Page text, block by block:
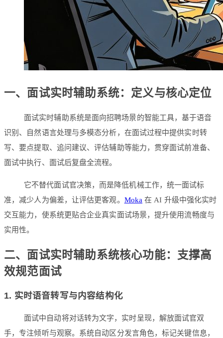
一、面试实时辅助系统：定义与核心定位
面试实时辅助系统是面向招聘场景的智能工具，基于语音
识别、自然语言处理与多模态分析，在面试过程中提供实时转
写、要点提取、追问建议、评估辅助等能力，贯穿面试前准备、
面试中执行、面试后复盘全流程。
它不替代面试官决策，而是降低机械工作，统一面试标
准，减少人为偏差，让评估更客观。 Moka 在 AI 升级中强化实时
交互能力，使系统更贴合企业真实面试场景，提升使用流畅度与
实用性。
二、面试实时辅助系统核心功能：支撑高
效规范面试
1. 实时语音转写与内容结构化
面试中自动将对话转为文字，实时呈现，解放面试官双
手，专注倾听与观察。系统自动区分发言角色，标记关键信息，